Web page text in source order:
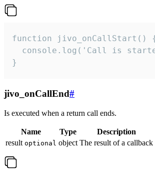
function jivo_onCallStart()
console.log('Call is
}
jivo_onCallEnd#
Is executed when a return call ends.
Name Type
Description
result optional object The result of a callback